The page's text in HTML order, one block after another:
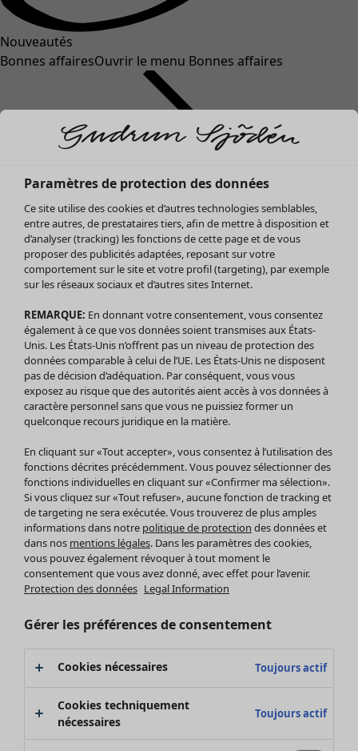
Nouveautés
Bonnes affairesOuvrir le menu Bonnes affaires
Soldes Vêtements
Tous les vêtements
Robes
Tuniques
Blouses
Tops
Gilets
Pantalon
Jupes
Leggings et collants
Accessoires
Chaussures
Vêtements de bain
Basics
Soldes Mobilier
Bonnes affaires déco
Décoration
Textiles
Tapis
Éponge
Paramètres de protection des données
Ce site utilise des cookies et d’autres technologies semblables,
entre autres, de prestataires tiers, afin de mettre à disposition et
d’analyser (tracking) les fonctions de cette page et de vous
proposer des publicités adaptées, reposant sur votre
comportement sur le site et votre profil (targeting), par exemple
sur les réseaux sociaux et d’autres sites Internet.
REMARQUE: En donnant votre consentement, vous consentez
également à ce que vos données soient transmises aux États-
Unis. Les États-Unis n’offrent pas un niveau de protection des
données comparable à celui de l’UE. Les États-Unis ne disposent
pas de décision d’adéquation. Par conséquent, vous vous
exposez au risque que des autorités aient accès à vos données à
caractère personnel sans que vous ne puissiez former un
quelconque recours juridique en la matière.
En cliquant sur «Tout accepter», vous consentez à l’utilisation des
fonctions décrites précédemment. Vous pouvez sélectionner des
fonctions individuelles en cliquant sur «Confirmer ma sélection».
Si vous cliquez sur «Tout refuser», aucune fonction de tracking et
de targeting ne sera exécutée. Vous trouverez de plus amples
informations dans notre politique de protection des données et
dans nos mentions légales. Dans les paramètres des cookies,
vous pouvez également révoquer à tout moment le
consentement que vous avez donné, avec effet pour l’avenir.
Protection des données Legal Information
Gérer les préférences de consentement
Cookies nécessaires Toujours actif
Cookies techniquement
nécessaires
Toujours actif